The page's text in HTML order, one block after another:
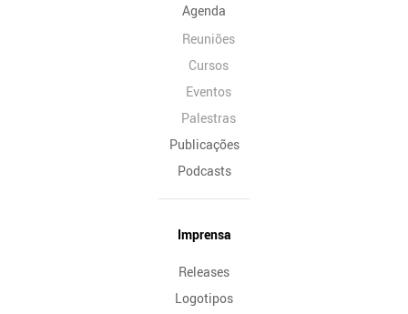
Agenda
Reuniões
Cursos
Eventos
Palestras
Publicações
Podcasts
Imprensa
Releases
Logotipos